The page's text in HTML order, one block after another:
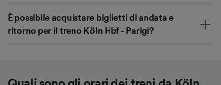
È possibile acquistare biglietti di andata e
ritorno per il treno Köln Hbf - Parigi?